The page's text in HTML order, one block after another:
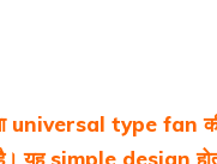
universal type fan
यह simple design